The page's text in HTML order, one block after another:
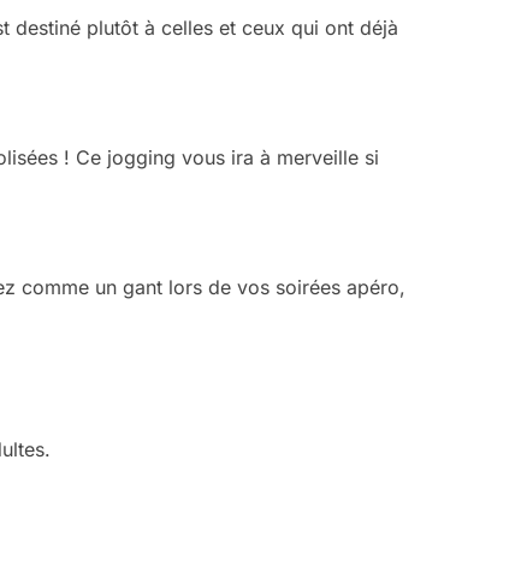
destiné plutôt à celles et ceux qui ont déjà
! Ce jogging vous ira à merveille si
comme un gant lors de vos soirées apéro,